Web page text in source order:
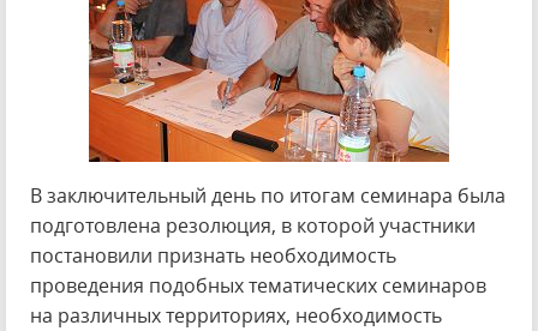
В заключительный день по итогам семинара была
подготовлена резолюция, в которой участники
постановили признать необходимость
проведения подобных тематических семинаров
на различных территориях, необходимость